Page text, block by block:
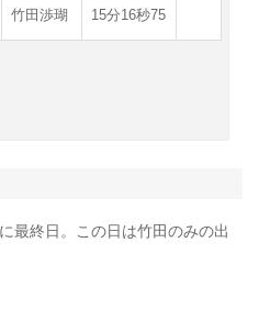
竹田渉瑚 15分16秒75
最終日。この日は竹田のみの出